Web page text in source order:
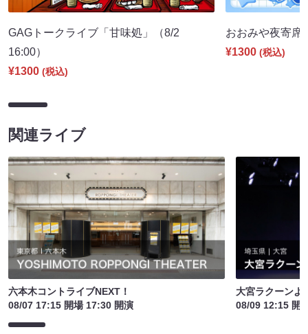
GAGトークライブ「甘味処」（8/2
16:00）
¥1300 (税込)
おおみや夜寄
¥1300 (税込)
関連ライブ
六本木コントライブNEXT！
08/07 17:15 開場 17:30 開演
大宮ラクーンよ
08/09 12:15 開